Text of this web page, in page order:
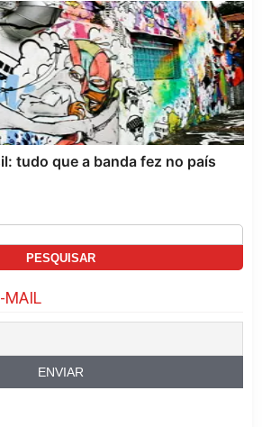
tudo que a banda fez no país
MAIL